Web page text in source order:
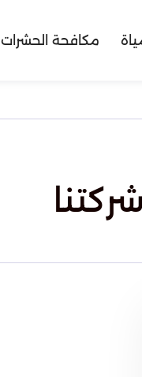
مكافحة الحشرات